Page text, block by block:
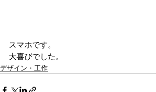
スマホです。
大喜びでした。
デザイン・工作